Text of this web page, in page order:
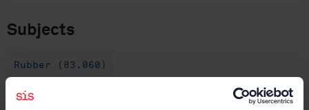
Subjects
Rubber (83.060)